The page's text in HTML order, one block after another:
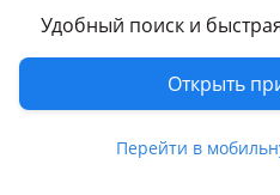
Удобный поиск и
Открыть
Перейти в
2001 - 2009 Z33
2001 - 2004 L31, 2004 - 2006 L31
Показать больше